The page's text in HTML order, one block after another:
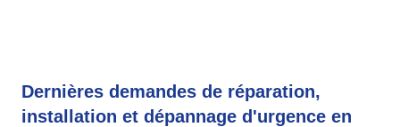
Dernières demandes de réparation,
installation et dépannage d'urgence en